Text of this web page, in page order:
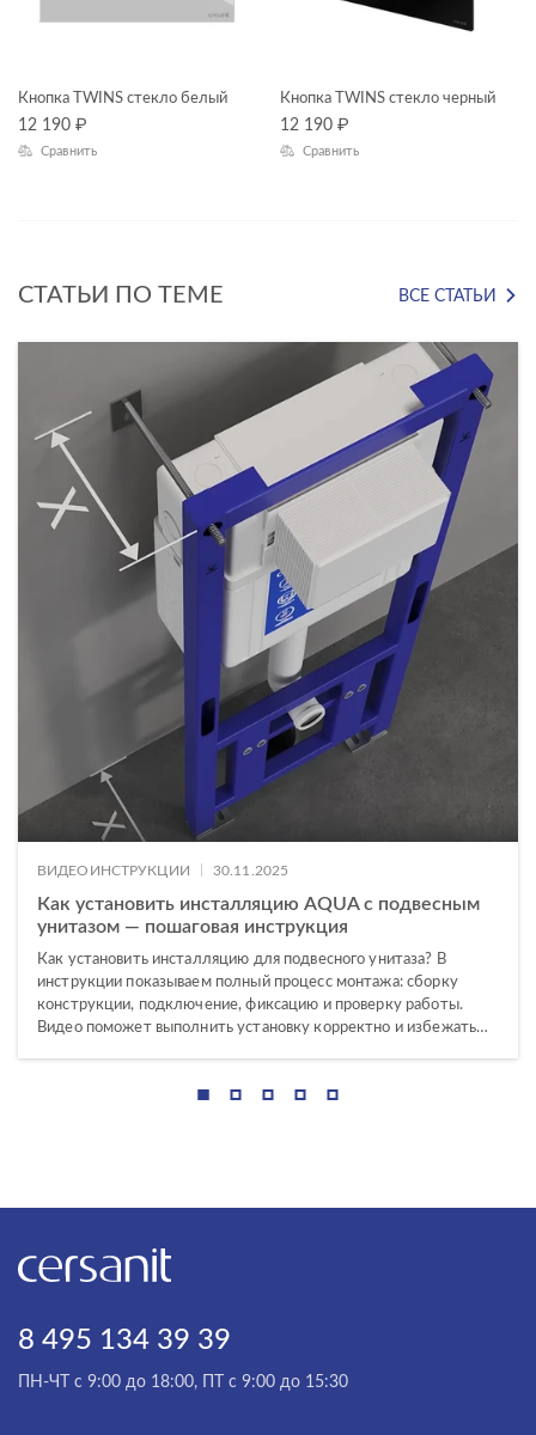
CORNER
DELFI
ESTETICA
ОСОБЕННОСТИ СИДЕНЬЯ
Кнопка TWINS стекло белый
12 190 ₽
Сравнить
Кнопка TWINS стекло черный
12 190 ₽
Сравнить
СТАТЬИ ПО ТЕМЕ ВСЕ СТАТЬИ
ВИДЕОИНСТРУКЦИИ 30.11.2025
Как установить инсталляцию AQUA с подвесным
унитазом — пошаговая инструкция
Как установить инсталляцию для подвесного унитаза? В
инструкции показываем полный процесс монтажа: сборку
конструкции, подключение, фиксацию и проверку работы.
Видео поможет выполнить установку корректно и избежать…
8 495 134 39 39
ПН-ЧТ с 9:00 до 18:00, ПТ с 9:00 до 15:30